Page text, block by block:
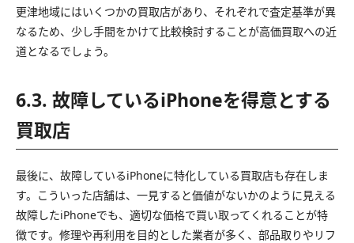
更津地域にはいくつかの買取店があり、それぞれで査定基準が異
なるため、少し手間をかけて比較検討することが高価買取への近
道となるでしょう。
6.3. 故障しているiPhoneを得意とする
買取店
最後に、故障しているiPhoneに特化している買取店も存在しま
す。こういった店舗は、一見すると価値がないかのように見える
故障したiPhoneでも、適切な価格で買い取ってくれることが特
徴です。修理や再利用を目的とした業者が多く、部品取りやリフ